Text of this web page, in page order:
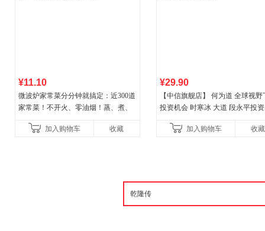
¥11.10
微波炉家常菜分分钟就搞定：近300道
家常菜！不开火、零油烟！蒸、煮、
让美味跃然眼前、操
加入购物车 收藏
¥29.90
【中信旗舰店】 何为道 全球视野
投资机会 时寒冰 大道 段永平投
格之道 纳瓦尔加入购物车 收藏